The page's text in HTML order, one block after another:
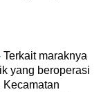
Terkait maraknya
yang beroperasi